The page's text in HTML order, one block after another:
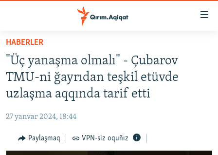
Esas
mündericege
qaytmaq
Baş
navigatsiyağa
qaytmaq
Qıdıruvğa
qaytmaq
HABERLER
SİYASET
İQTİSADİYAT
MEDENİYET
İNSAN AQLARI
HABERLER
"Üç yanaşma olmalı" - Çubarov
TMU-ni ğayrıdan teşkil etüvde
uzlaşma aqqında tarif etti
27 yanvar 2024, 18:44
Paylaşmaq VPN-siz oquñız